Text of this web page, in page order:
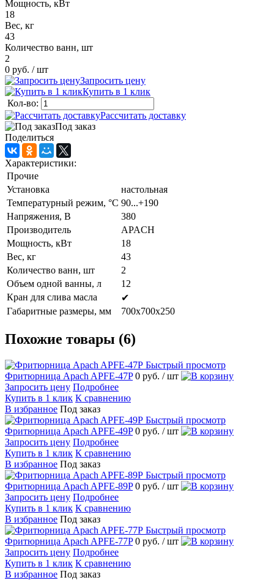
Мощность, кВт
18
Вес, кг
43
Количество ванн, шт
2
0 руб. / шт
Запросить цену
Купить в 1 клик
Кол-во:
Рассчитать доставку
Под заказ
Поделиться
Характеристики:
Прочие
Установка
настольная
Температурный режим, °C 90...+190
Напряжения, В
380
Производитель
APACH
Мощность, кВт
18
Вес, кг
43
Количество ванн, шт
2
Объем одной ванны, л
12
Кран для слива масла
✔
Габаритные размеры, мм
700х700х250
Похожие товары (6)
Быстрый просмотр
Фритюрница Apach APFE-47P 0 руб. / шт
Запросить цену Подробнее
Купить в 1 клик К сравнению
В избранное Под заказ
Быстрый просмотр
Фритюрница Apach APFE-49P 0 руб. / шт
Запросить цену Подробнее
Купить в 1 клик К сравнению
В избранное Под заказ
Быстрый просмотр
Фритюрница Apach APFE-89P 0 руб. / шт
Запросить цену Подробнее
Купить в 1 клик К сравнению
В избранное Под заказ
Быстрый просмотр
Фритюрница Apach APFE-77P 0 руб. / шт
Запросить цену Подробнее
Купить в 1 клик К сравнению
В избранное Под заказ